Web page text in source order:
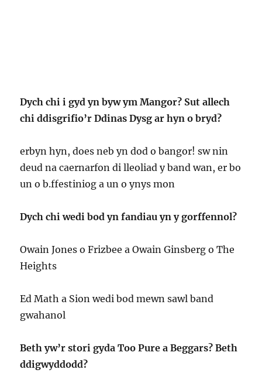
Dych chi i gyd yn byw ym Mangor? Sut allech
chi ddisgrifio’r Ddinas Dysg ar hyn o bryd?
erbyn hyn, does neb yn dod o bangor! sw nin
deud na caernarfon di lleoliad y band wan, er bo
un o b.ffestiniog a un o ynys mon
Dych chi wedi bod yn fandiau yn y gorffennol?
Owain Jones o Frizbee a Owain Ginsberg o The
Heights
Ed Math a Sion wedi bod mewn sawl band
gwahanol
Beth yw’r stori gyda Too Pure a Beggars? Beth
ddigwyddodd?